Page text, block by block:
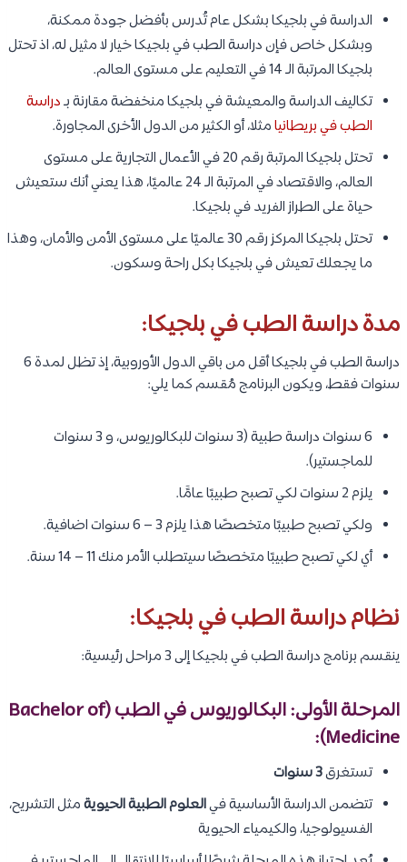
الدراسة في بلجيكا بشكل عام تُدرس بأفضل جودة ممكنة،
وبشكل خاص فإن دراسة الطب في بلجيكا خيار لا مثيل له، اذ تحتل
بلجيكا المرتبة الـ 14 في التعليم على مستوى العالم.
تكاليف الدراسة والمعيشة في بلجيكا منخفضة مقارنة بـدراسة
الطب في بريطانيامثلا، أو الكثير من الدول الأخرى المجاورة.
تحتل بلجيكا المرتبة رقم 20 في الأعمال التجارية على مستوى
العالم، والاقتصاد في المرتبة الـ 24 عالميًا، هذا يعني أنك ستعيش
حياة على الطراز الفريد في بلجيكا.
تحتل بلجيكا المركز رقم 30 عالميًا على مستوى الأمن والأمان، وهذا
ما يجعلك تعيش في بلجيكا بكل راحة وسكون.
مدة دراسة الطب في بلجيكا:
دراسة الطب في بلجيكا أقل من باقي الدول الأوروبية، إذ تظل لمدة 6
سنوات فقط، ويكون البرنامج مُقسم كما يلي:
6 سنوات دراسة طبية (3 سنوات للبكالوريوس، و 3 سنوات
للماجستير).
يلزم 2 سنوات لكي تصبح طبيبًا عامًَا.
ولكي تصبح طبيبًا متخصصًا هذا يلزم 3 – 6 سنوات اضافية.
أي لكي تصبح طبيبًا متخصصًا سيتطلب الأمر منك 11 – 14 سنة.
نظام دراسة الطب في بلجيكا:
ينقسم برنامج دراسة الطب في بلجيكا إلى 3 مراحل رئيسية:
المرحلة الأولى: البكالوريوس في الطب (Bachelor of
Medicine):
تستغرق3 سنوات
تتضمن الدراسة الأساسية فيالعلوم الطبية الحيويةمثل التشريح،
الفسيولوجيا، والكيمياء الحيوية